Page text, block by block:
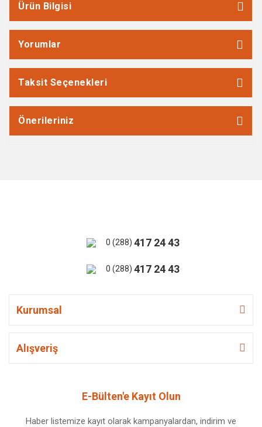
Ürün Bilgisi
Yorumlar
Taksit Seçenekleri
Önerileriniz
0 (288) 417 24 43
0 (288) 417 24 43
Kurumsal
Alışveriş
E-Bülten'e Kayıt Olun
Haber listemize kayıt olarak kampanyalardan, indirim ve